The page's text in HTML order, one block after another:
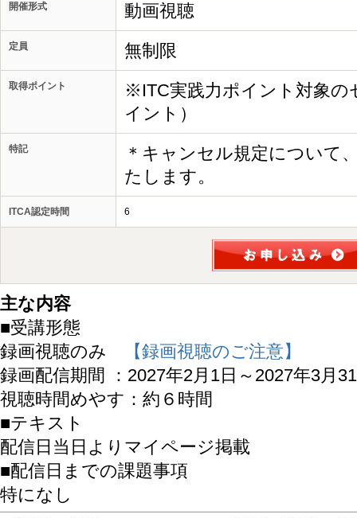
開催形式 動画視聴
定員 無制限
取得ポイント
※ITC実践力ポイント対象の
イント）
特記
＊キャンセル規定について
たします。
ITCA認定時間 6
主な内容
■受講形態
録画視聴のみ
【録画視聴のご注意】
録画配信期間 ：2027年2月1日～2027年3月
視聴時間めやす：約６時間
■テキスト
配信日当日よりマイページ掲載
■配信日までの課題事項
特になし